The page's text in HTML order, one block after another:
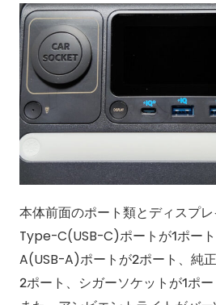
本体前面のポート類とディスプ
Type-C(USB-C)ポートが1ポー
A(USB-A)ポートが2ポート、純
2ポート、シガーソケットが1ポー